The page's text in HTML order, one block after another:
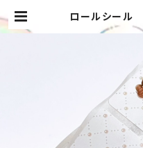
ロールシー
チ 1巻（約
|